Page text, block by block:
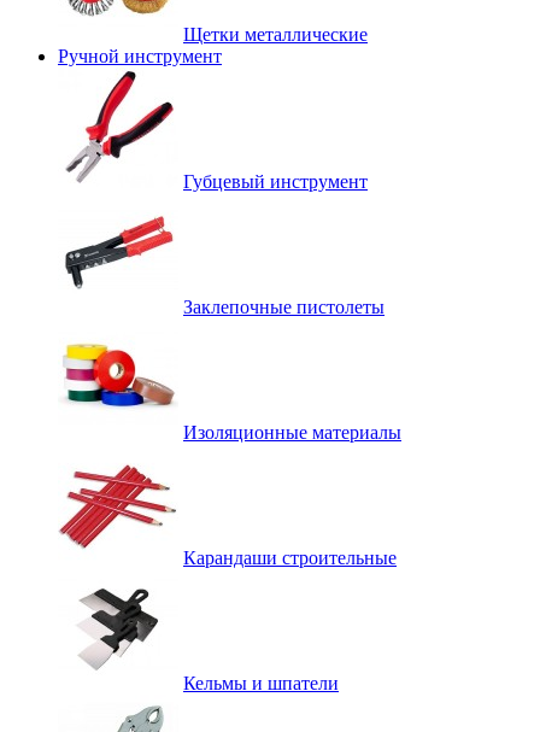
Щетки металлические
Ручной инструмент
Губцевый инструмент
Заклепочные пистолеты
Изоляционные материалы
Карандаши строительные
Кельмы и шпатели